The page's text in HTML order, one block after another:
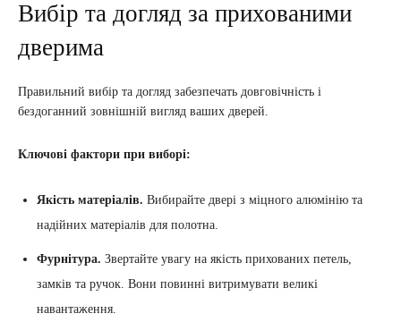
Вибір та догляд за прихованими
дверима
Правильний вибір та догляд забезпечать довговічність і
бездоганний зовнішній вигляд ваших дверей.
Ключові фактори при виборі:
Якість матеріалів. Вибирайте двері з міцного алюмінію та
надійних матеріалів для полотна.
Фурнітура. Звертайте увагу на якість прихованих петель,
замків та ручок. Вони повинні витримувати великі
навантаження.